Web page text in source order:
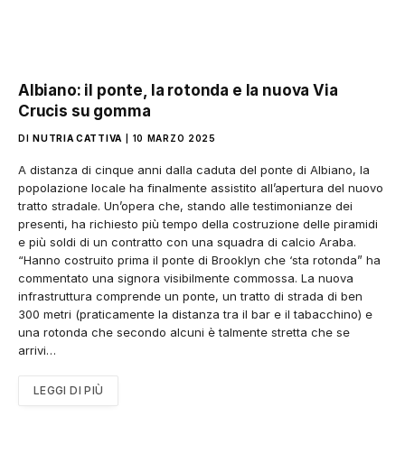
Albiano: il ponte, la rotonda e la nuova Via
Crucis su gomma
DI NUTRIA CATTIVA 10 MARZO 2025
A distanza di cinque anni dalla caduta del ponte di Albiano, la
popolazione locale ha finalmente assistito all’apertura del nuovo
tratto stradale. Un’opera che, stando alle testimonianze dei
presenti, ha richiesto più tempo della costruzione delle piramidi
e più soldi di un contratto con una squadra di calcio Araba.
“Hanno costruito prima il ponte di Brooklyn che ‘sta rotonda” ha
commentato una signora visibilmente commossa. La nuova
infrastruttura comprende un ponte, un tratto di strada di ben
300 metri (praticamente la distanza tra il bar e il tabacchino) e
una rotonda che secondo alcuni è talmente stretta che se
arrivi…
LEGGI DI PIÙ